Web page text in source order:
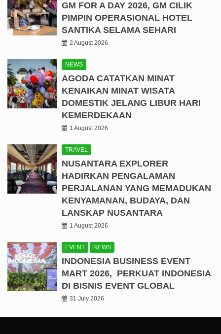
GM FOR A DAY 2026, GM CILIK
PIMPIN OPERASIONAL HOTEL
SANTIKA SELAMA SEHARI
2 August 2026
NEWS
AGODA CATATKAN MINAT
KENAIKAN MINAT WISATA
DOMESTIK JELANG LIBUR HARI
KEMERDEKAAN
1 August 2026
TRAVEL
NUSANTARA EXPLORER
HADIRKAN PENGALAMAN
PERJALANAN YANG MEMADUKAN
KENYAMANAN, BUDAYA, DAN
LANSKAP NUSANTARA
1 August 2026
EVENT NEWS
INDONESIA BUSINESS EVENT
MART 2026, PERKUAT INDONESIA
DI BISNIS EVENT GLOBAL
31 July 2026